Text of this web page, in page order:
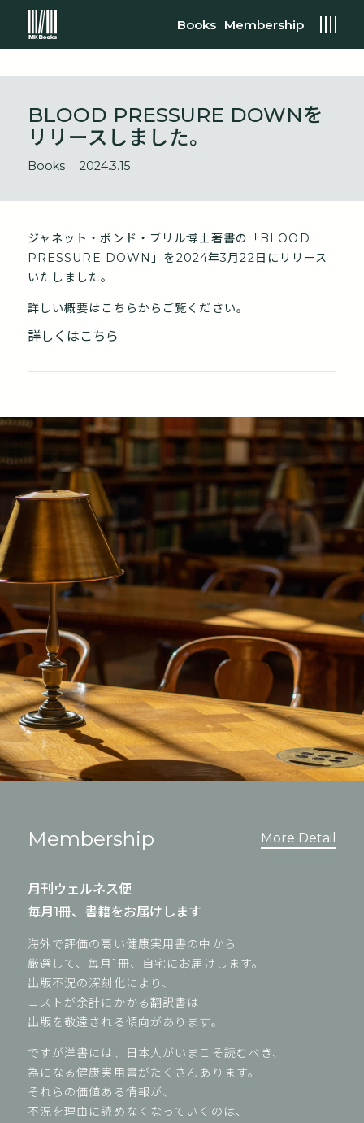
Books Membership
BLOOD PRESSURE DOWNを
リリースしました。
Books 2024.3.15
ジャネット・ボンド・ブリル博士著書の「BLOOD
PRESSURE DOWN」を2024年3月22日にリリース
いたしました。
詳しい概要はこちらからご覧ください。
詳しくはこちら
Membership More Detail
月刊ウェルネス便
毎月1冊、書籍をお届けします
海外で評価の高い健康実用書の中から
厳選して、毎月1冊、自宅にお届けします。
出版不況の深刻化により、
コストが余計にかかる翻訳書は
出版を敬遠される傾向があります。
ですが洋書には、日本人がいまこそ読むべき、
為になる健康実用書がたくさんあります。
それらの価値ある情報が、
不況を理由に読めなくなっていくのは、